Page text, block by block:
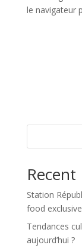
le navigateur
Recent
Station
food
Tendances
aujourd’hui ?